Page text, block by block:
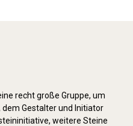
recht große Gruppe, um
Gestalter und Initiator
weitere Steine